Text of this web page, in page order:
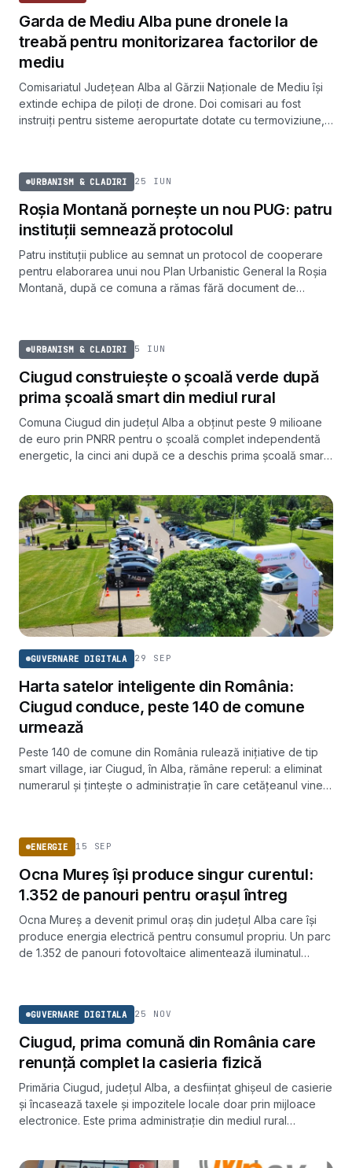
Garda de Mediu Alba pune dronele la
treabă pentru monitorizarea factorilor de
mediu
Comisariatul Județean Alba al Gărzii Naționale de Mediu își
extinde echipa de piloți de drone. Doi comisari au fost
instruiți pentru sisteme aeropurtate dotate cu termoviziune,
URBANISM & CLADIRI 25 IUN
Roșia Montană pornește un nou PUG: patru
instituții semnează protocolul
Patru instituții publice au semnat un protocol de cooperare
pentru elaborarea unui nou Plan Urbanistic General la Roșia
Montană, după ce comuna a rămas fără document de
URBANISM & CLADIRI 5 IUN
Ciugud construiește o școală verde după
prima școală smart din mediul rural
Comuna Ciugud din județul Alba a obținut peste 9 milioane
de euro prin PNRR pentru o școală complet independentă
energetic, la cinci ani după ce a deschis prima școală smart
GUVERNARE DIGITALA 29 SEP
Harta satelor inteligente din România:
Ciugud conduce, peste 140 de comune
urmează
Peste 140 de comune din România rulează inițiative de tip
smart village, iar Ciugud, în Alba, rămâne reperul: a eliminat
numerarul și țintește o administrație în care cetățeanul vine
ENERGIE 15 SEP
Ocna Mureş îşi produce singur curentul:
1.352 de panouri pentru oraşul întreg
Ocna Mureş a devenit primul oraş din judeţul Alba care îşi
produce energia electrică pentru consumul propriu. Un parc
de 1.352 de panouri fotovoltaice alimentează iluminatul
GUVERNARE DIGITALA 25 NOV
Ciugud, prima comună din România care
renunță complet la casieria fizică
Primăria Ciugud, județul Alba, a desființat ghișeul de casierie
și încasează taxele și impozitele locale doar prin mijloace
electronice. Este prima administrație din mediul rural